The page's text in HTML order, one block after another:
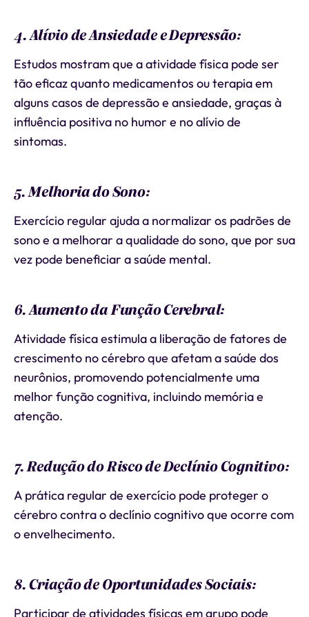
4. Alívio de Ansiedade e Depressão:
Estudos mostram que a atividade física pode ser
tão eficaz quanto medicamentos ou terapia em
alguns casos de depressão e ansiedade, graças à
influência positiva no humor e no alívio de
sintomas.
5. Melhoria do Sono:
Exercício regular ajuda a normalizar os padrões de
sono e a melhorar a qualidade do sono, que por sua
vez pode beneficiar a saúde mental.
6. Aumento da Função Cerebral:
Atividade física estimula a liberação de fatores de
crescimento no cérebro que afetam a saúde dos
neurônios, promovendo potencialmente uma
melhor função cognitiva, incluindo memória e
atenção.
7. Redução do Risco de Declínio Cognitivo:
A prática regular de exercício pode proteger o
cérebro contra o declínio cognitivo que ocorre com
o envelhecimento.
8. Criação de Oportunidades Sociais:
Participar de atividades físicas em grupo pode